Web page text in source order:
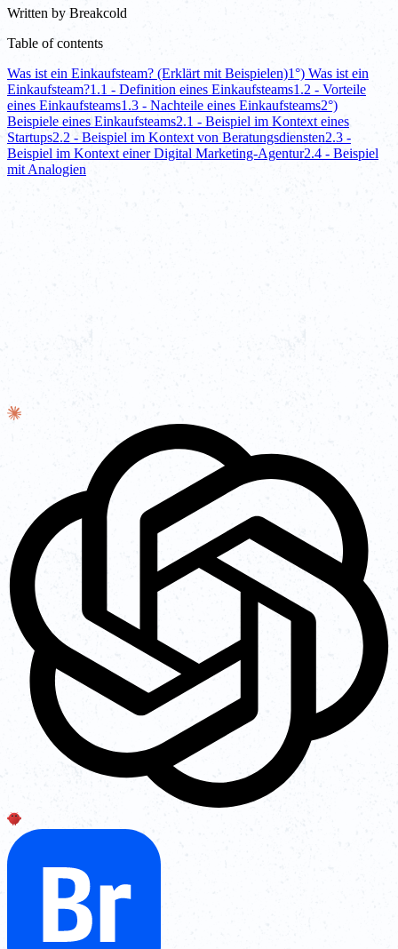
Written by Breakcold
Table of contents
Was ist ein Einkaufsteam? (Erklärt mit Beispielen)1°) Was ist ein
Einkaufsteam?1.1 - Definition eines Einkaufsteams1.2 - Vorteile
eines Einkaufsteams1.3 - Nachteile eines Einkaufsteams2°)
Beispiele eines Einkaufsteams2.1 - Beispiel im Kontext eines
Startups2.2 - Beispiel im Kontext von Beratungsdiensten2.3 -
Beispiel im Kontext einer Digital Marketing-Agentur2.4 - Beispiel
mit Analogien